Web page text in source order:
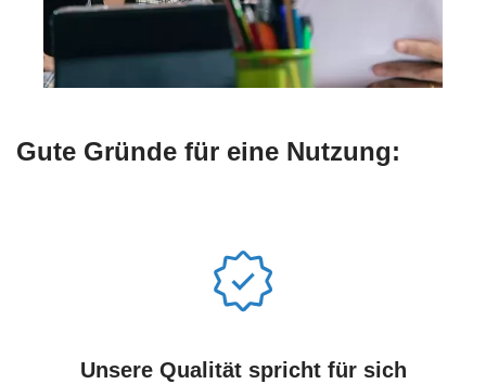
Gute Gründe für eine Nutzung:
Unsere Qualität spricht für sich